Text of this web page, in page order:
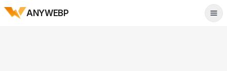
ANYWEBP